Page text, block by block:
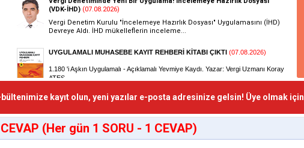
bültenimize kayıt olun, yeni yazılar e-posta adresinize gelsin! Üye olmak için
(Her gün 1 SORU - 1 CEVAP)